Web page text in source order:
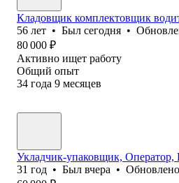
Кладовщик комплектовщик
56 лет • Был сегодня •
80 000 ₽
Активно ищет работу
Общий опыт
34 года 9 месяцев
Укладчик-упаковщик,
31 год • Был вчера • Обновлено